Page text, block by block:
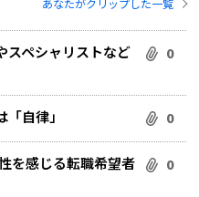
あなたがクリップした一覧
スペシャリストなど
0
自律」 0
を感じる転職希望者
0